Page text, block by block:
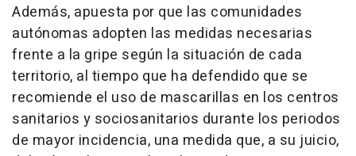
Además, apuesta por que las comunidades
autónomas adopten las medidas necesarias
frente a la gripe según la situación de cada
territorio, al tiempo que ha defendido que se
recomiende el uso de mascarillas en los centros
sanitarios y sociosanitarios durante los periodos
de mayor incidencia, una medida que, a su juicio,